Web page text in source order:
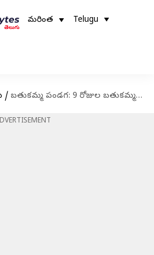
మరింత Telugu
/ బతుకమ్మ పండగ: 9 రోజుల బతుకమ్మ, 8రకాల నైవేద్యాల గురించి తెలుసుకోండి